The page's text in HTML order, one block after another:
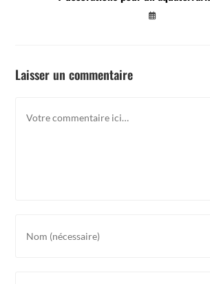
Laisser un commentaire
your